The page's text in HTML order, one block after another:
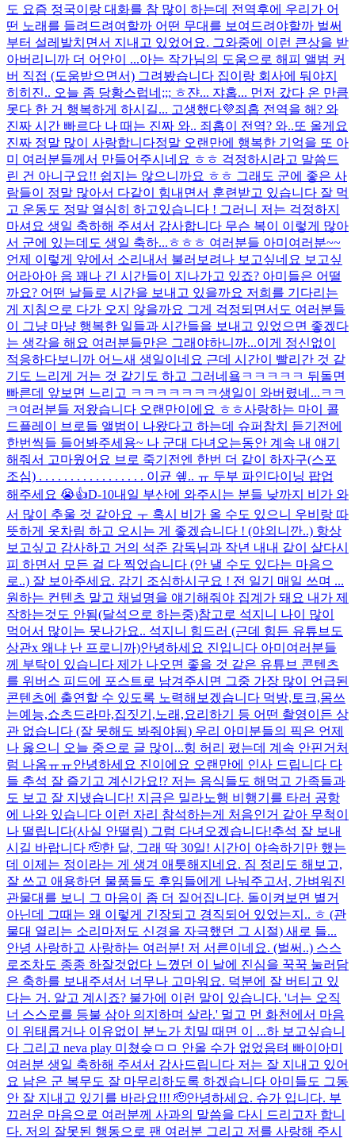
도 요즘 정국이랑 대화를 참 많이 하는데 전역후에 우리가 어
떤 노래를 들려드려여할까 어떤 무대를 보여드려야할까 벌써
부터 설레발치면서 지내고 있었어요. 그와중에 이런 큰상을 받
아버리니까 더 어안이 ...아는 작가님의 도움으로 해피 앨범 커
버 직접 (도움받으면서) 그려봤습니다 집이랑 회사에 둬야지
히히 진.. 오늘 좀 당황스럽네;;; ㅎ쟌... 쟈홉... 먼저 갔다 온 만큼
못다 한 거 행복하게 하시길... 고생했다💜죄홉 전역을 해? 와
진짜 시간 빠르다 나 때는 진짜 와.. 죄홉이 전역? 와..또 올게요
진짜 정말 많이 사랑합니다정말 오랜만에 행복한 기억을 또 아
미 여러분들께서 만들어주시네요 ㅎㅎ 걱정하시라고 말씀드
린 건 아니구요!! 쉽지는 않으니까요 ㅎㅎ 그래도 군에 좋은 사
람들이 정말 많아서 다같이 힘내면서 훈련받고 있습니다 잘 먹
고 운동도 정말 열심히 하고있습니다 ! 그러니 저는 걱정하지
마셔요 생일 축하해 주셔서 감사합니다 무슨 복이 이렇게 많아
서 군에 있는데도 생일 축하...ㅎㅎㅎ 여러분들 아미여러분~~
언제 이렇게 앞에서 소리내서 불러보려나 보고싶네요 보고싶
어라아아 음 꽤나 긴 시간들이 지나가고 있죠? 아미들은 어떨
까요? 어떤 날들로 시간을 보내고 있을까요 저희를 기다리는
게 지침으로 다가 오지 않을까요 그게 걱정되면서도 여러분들
이 그냥 마냥 행복한 일들과 시간들을 보내고 있었으면 좋겠다
는 생각을 해요 여러분들만은 그래야하니까...이게 정신없이
적응하다보니까 어느새 생일이네요 근데 시간이 빨리간 것 같
기도 느리게 거는 것 같기도 하고 그러네욬ㅋㅋㅋㅋㅋ 뒤돌면
빠른데 앞보면 느리고 ㅋㅋㅋㅋㅋㅋㅋ생일이 와버렸네...ㅋㅋ
ㅋ 여러분들 저왔습니다 오랜만이에요 ㅎㅎ사랑하는 마이 콜
드플레이 브로들 앨범이 나왔다고 하는데 슈퍼참치 듣기전에
한번씩들 들어봐주세용~ 나 군대 다녀오는동안 계속 내 얘기
해줘서 고마웠어요 브로 죽기전엔 한번 더 같이 하자구(스포
조심) . . . . . . . . . . . . . . . . . 이균 쉪.. ㅠ 두부 파인다이닝 팝업
해주세요 😭👍D-10내일 부산에 와주시는 분들 낮까지 비가 와
서 많이 추울 것 같아요 ㅜ 혹시 비가 올 수도 있으니 우비랑 따
뜻하게 옷차림 하고 오시는 게 좋겠습니다 ! (야외니깐..) 항상
보고싶고 감사하고 거의 석준 감독님과 작년 내내 같이 살다시
피 하면서 모든 걸 다 찍었습니다 (안 낼 수도 있다는 마음으
로..) 잘 보아주세요. 감기 조심하시구요 ! 전 일기 매일 쓰며 ...
원하는 컨텐츠 말고 채널명을 얘기해줘야 집계가 돼요 내가 제
작하는것도 안됨(달석으로 하는중)참고로 석지니 나이 많이
먹어서 많이는 못나가요.. 석지니 힘드러 (근데 힘든 유튜브도
상관x 왜냐 난 프로니까)안녕하세요 진입니다 아미여러분들
께 부탁이 있습니다 제가 나오면 좋을 것 같은 유튜브 콘텐츠
를 위버스 피드에 포스트로 남겨주시면 그중 가장 많이 언급된
콘텐츠에 출연할 수 있도록 노력해보겠습니다 먹방,토크,몸쓰
는예능,쇼츠드라마,집짓기,노래,요리하기 등 어떤 촬영이든 상
관 없습니다 (잘 못해도 봐줘야됨) 우리 아미분들의 픽은 언제
나 옳으니 오늘 중으로 글 많이...힝 허리 폈는데 계속 안핀거처
럼 나옴ㅠㅠ안녕하세요 진이에요 오랜만에 인사 드립니다 다
들 추석 잘 즐기고 계신가요!? 저는 음식들도 해먹고 가족들과
도 보고 잘 지냈습니다! 지금은 밀라노행 비행기를 타러 공항
에 나와 있습니다 이런 자리 참석하는게 처음인거 같아 무척이
나 떨립니다(사실 안떨림) 그럼 다녀오겠습니다!추석 잘 보내
시길 바랍니다 🫡한 달, 그래 딱 30일! 시간이 야속하기만 했는
데 이제는 정이라는 게 생겨 애틋해지네요. 짐 정리도 해보고,
잘 쓰고 애용하던 물품들도 후임들에게 나눠주고서, 가벼워진
관물대를 보니 그 마음이 좀 더 짙어집니다. 돌이켜보면 별거
아닌데 그때는 왜 이렇게 긴장되고 경직되어 있었는지.. ㅎ (관
물대 열리는 소리마저도 신경을 자극했던 그 시절) 새로 들...
안녕 사랑하고 사랑하는 여러분! 저 서른이네요. (벌써..) 스스
로조차도 종종 하잘것없다 느꼈던 이 날에 진심을 꾹꾹 눌러담
은 축하를 보내주셔서 너무나 고마워요. 덕분에 잘 버티고 있
다는 거. 알고 계시죠? 불가에 이런 말이 있습니다. '너는 오직
너 스스로를 등불 삼아 의지하며 살라.' 멀고 먼 화천에서 마음
이 위태롭거나 이유없이 분노가 치밀 때면 이 ...하 보고싶습니
다 그리고 neva play 미쳤슺ㅁㅁ 안올 수가 없었음텨 빠이 아미
여러분 생일 축하해 주셔서 감사드립니다 저는 잘 지내고 있어
요 남은 군 복무도 잘 마무리하도록 하겠습니다 아미들도 그동
안 잘 지내고 있기를 바라요!!! 🫡안녕하세요. 슈가 입니다. 부
끄러운 마음으로 여러분께 사과의 말씀을 다시 드리고자 합니
다. 저의 잘못된 행동으로 팬 여러분 그리고 저를 사랑해 주시